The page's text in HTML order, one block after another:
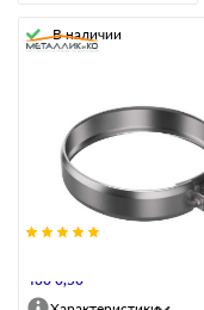
430 0,50
В наличии